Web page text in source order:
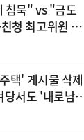
침묵" vs "금도
청 최고위원 후
택' 게시물 삭제
서도 '내로남